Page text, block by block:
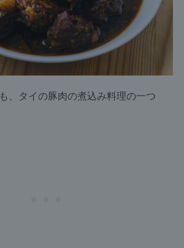
も、タイの豚肉の煮込み料理の一つ